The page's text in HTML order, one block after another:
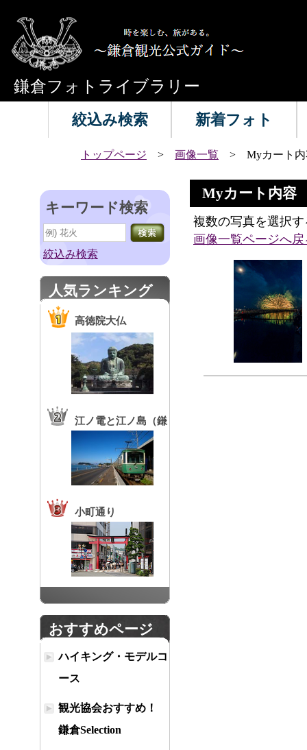
鎌倉フォトライブラリー
絞込み検索 新着フォト
トップページ > 画像一覧 > Myカート内
キーワード検索
絞込み検索
人気ランキング
高徳院大仏
江ノ電と江ノ島（鎌
倉高校前駅）
小町通り
おすすめページ
ハイキング・モデルコ
ース
観光協会おすすめ！
鎌倉Selection
Myカート内容
複数の写真を選択
画像一覧ページへ戻